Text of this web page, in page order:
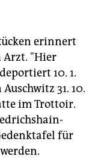
erinnert
Arzt. "Hier
10. 1.
31. 10.
im Trottoir.
für